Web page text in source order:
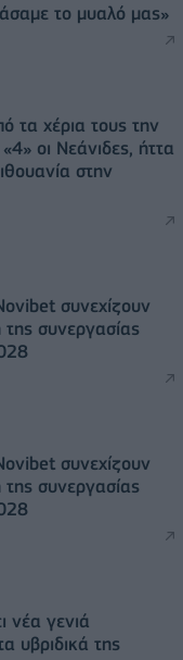
το μυαλό μας»
τα χέρια τους την
οι Νεάνιδες, ήττα
στην
συνεχίζουν
συνεργασίας
συνεχίζουν
συνεργασίας
νέα γενιά
υβριδικά της